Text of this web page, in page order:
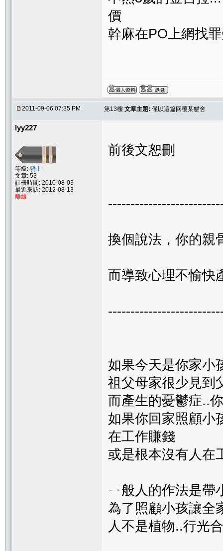
價
幹麻在PO上網找
2011-09-06 07:35 PM 第13樓 文章主題: 僅以這篇回覆某貓舍
lyy227
等級:騎士
文章: 53
註冊時間: 2010-08-03
最近來訪: 2012-08-13
離線
前後文恕刪
換個說法，你的親
而導致心理不愉快
如果今天是你家小
祖父母家很少見到
而產生的憂鬱症..
如果你回家照顧小
在工作賺錢
或是根本沒有人在
ㄧ般人的作法是帶
為了照顧小孩讓全
人不是植物..行光